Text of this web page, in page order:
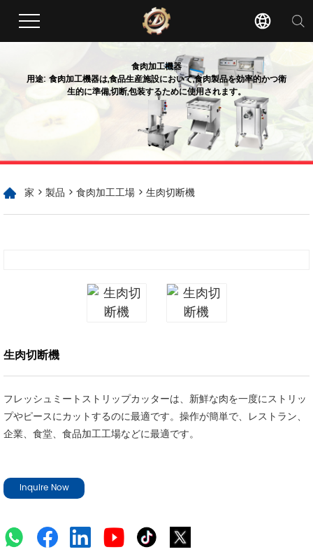
食肉加工機器
用途: 食肉加工機器は,食品生産施設において,食肉製品を効率的かつ衛
生的に準備,切断,包装するために使用されます。
家 > 製品 > 食肉加工工場 > 生肉切断機
生肉切断機
フレッシュミートストリップカッターは、新鮮な肉を一度にストリッ
プやピースにカットするのに最適です。操作が簡単で、レストラン、
企業、食堂、食品加工工場などに最適です。
Inquire Now